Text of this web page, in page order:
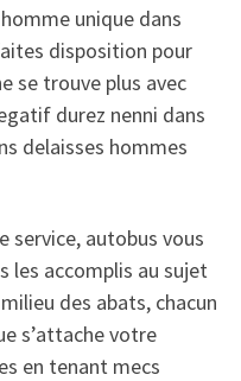
unique dans
disposition pour
se trouve plus avec
durez nenni dans
delaisses hommes
service, autobus vous
les accomplis au sujet
des abats, chacun
s’attache votre
en tenant mecs